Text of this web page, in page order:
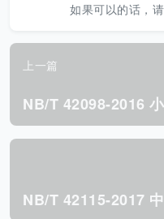
如果可以的话，
上一篇